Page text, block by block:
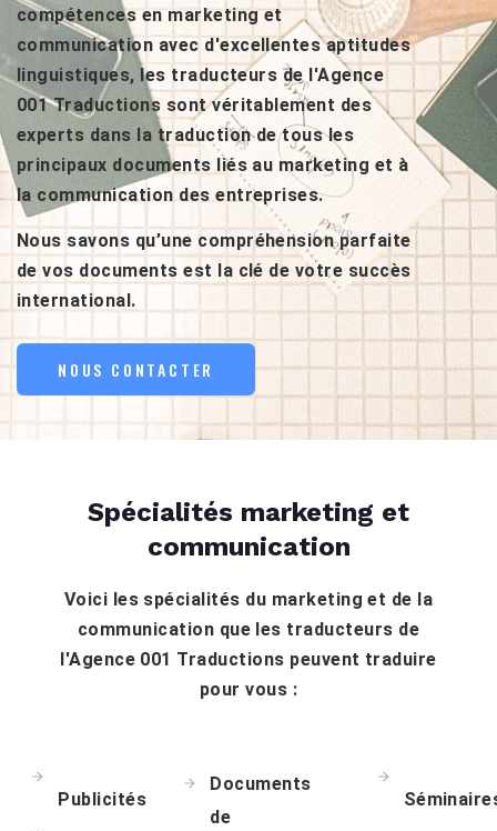
compétences en marketing et
communication avec d'excellentes aptitudes
linguistiques, les traducteurs de l'Agence
001 Traductions sont véritablement des
experts dans la traduction de tous les
principaux documents liés au marketing et à
la communication des entreprises.
Nous savons qu’une compréhension parfaite
de vos documents est la clé de votre succès
international.
NOUS CONTACTER
Spécialités marketing et
communication
Voici les spécialités du marketing et de la
communication que les traducteurs de
l'Agence 001 Traductions peuvent traduire
pour vous :
Publicités
Documents
de